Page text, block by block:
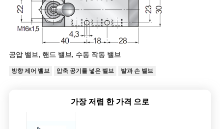
공압 밸브, 핸드 밸브, 수동 작동 밸브
방향 제어 밸브 압축 공기를 넣은 벨브 발과 손 벨브
가장 저렴 한 가격 으로